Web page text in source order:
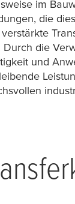
im
die
Durch die
und